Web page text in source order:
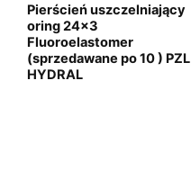
Pierścień uszczelniający
oring 24×3
Fluoroelastomer
(sprzedawane po 10 ) PZL
HYDRAL